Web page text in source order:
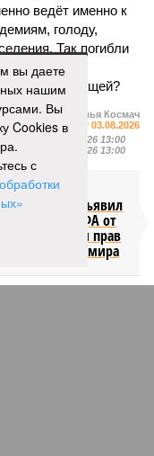
ведёт именно к
голоду,
Так погибли
список не
следующей?
Илья Космач
версия» №29 от 03.08.2026
05.08.2026 13:00
05.08.2026 13:00
Инфантино
отступил и объявил
об отказе ФИФА от
продажи доли прав
на чемпионат мира
вы даете
нашим
Вы
Cookies в
с